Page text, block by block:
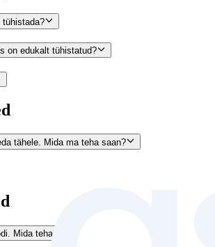
tühistada?
on edukalt tühistatud?
tähele. Mida ma teha saan?
Mida teha?